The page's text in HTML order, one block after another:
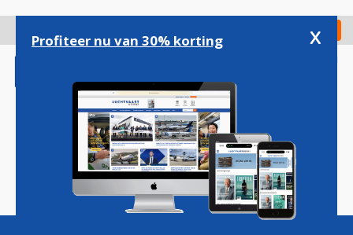
gaan
Check in
Magazine Podcasts Vacatures
Profiteer nu van 30% korting x